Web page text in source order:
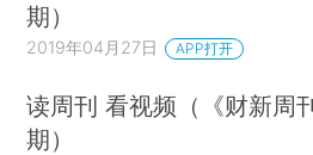
期）
2019年04月27日 APP打开
读周刊 看视频（《财新周
期）